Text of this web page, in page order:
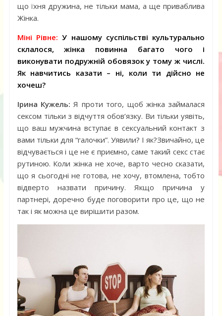
що їхня дружина, не тільки мама, а ще приваблива
Жінка.
Міні Рівне:У нашому суспільстві культурально
склалося, жінка повинна багато чого і
виконувати подружній обовязок у тому ж числі.
Як навчитись казати – ні, коли ти дійсно не
хочеш?
Ірина Кужель:Я проти того, щоб жінка займалася
сексом тільки з відчуття обов’язку. Ви тільки уявіть,
що ваш мужчина вступає в сексуальний контакт з
вами тільки для “галочки”. Уявили? І як?Звичайно, це
відчувається і це не є приємно, саме такий секс стає
рутиною. Коли жінка не хоче, варто чесно сказати,
що я сьогодні не готова, не хочу, втомлена, тобто
відверто назвати причину. Якщо причина у
партнері, доречно буде поговорити про це, що не
так і як можна це вирішити разом.